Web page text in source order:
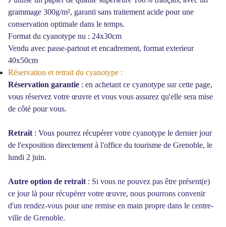
grammage 300g/m², garanti sans traitement acide pour une
conservation optimale dans le temps.
Format du cyanotype nu : 24x30cm
Vendu avec passe-partout et encadrement, format exterieur
40x50cm
Réservation et retrait du cyanotype :
Réservation garantie : en achetant ce cyanotype sur cette page,
vous réservez votre œuvre et vous vous assurez qu'elle sera mise
de côté pour vous.
Retrait : Vous pourrez récupérer votre cyanotype le dernier jour
de l'exposition directement à l'office du tourisme de Grenoble, le
lundi 2 juin.
Autre option de retrait : Si vous ne pouvez pas être présent(e)
ce jour là pour récupérer votre œuvre, nous pourrons convenir
d'un rendez-vous pour une remise en main propre dans le centre-
ville de Grenoble.